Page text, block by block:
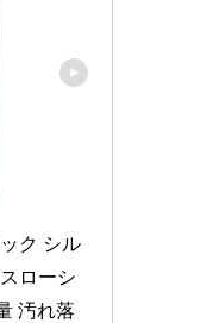
ク シル
ローシ
汚れ落